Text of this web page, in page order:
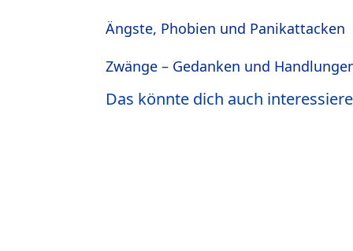
Ängste, Phobien und Panikattacken
Zwänge – Gedanken und
Das könnte dich auch